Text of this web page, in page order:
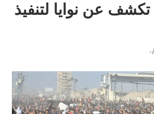
تكشف عن نوايا لتنفيذ